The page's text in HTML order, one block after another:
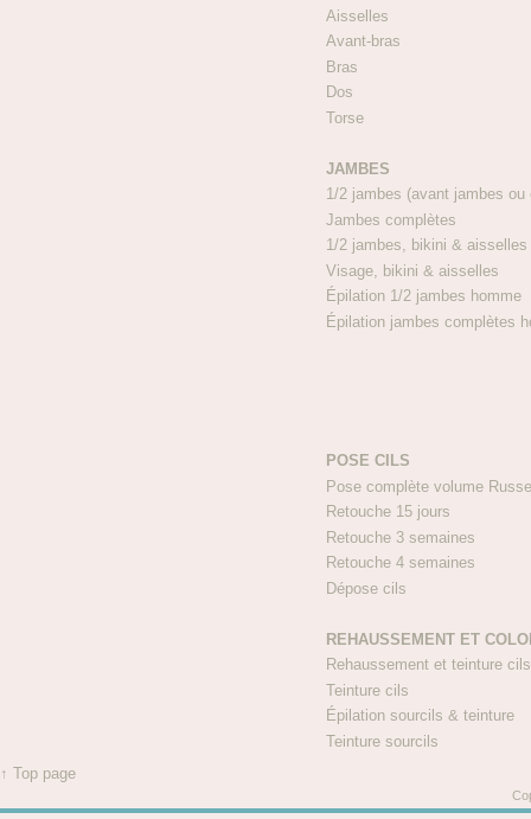
Aisselles
Avant-bras
Bras
Dos
Torse
JAMBES
1/2 jambes (avant jambes
Jambes
1/2 jambes, bikini &
Visage, bikini &
Épilation 1/2 jambes
Épilation jambes
POSE CILS
Pose complète volume
Retouche 15 jours
Retouche 3
Retouche 4
Dépose cils
REHAUSSEMENT ET
Rehaussement et teinture
Teinture cils
Épilation sourcils &
Teinture sourcils
↑ Top page